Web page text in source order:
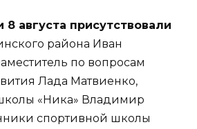
августа присутствовали
района Иван
по вопросам
Лада Матвиенко,
«Ника» Владимир
спортивной школы